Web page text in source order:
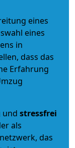
eines
eines
in
dass das
Erfahrung
und stressfrei
als
das